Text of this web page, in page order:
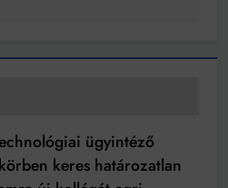
ügyintéző
keres határozatlan